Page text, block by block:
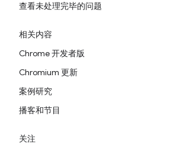
查看未处理完毕的问题
相关内容
Chrome 开发者版
Chromium 更新
案例研究
播客和节目
关注